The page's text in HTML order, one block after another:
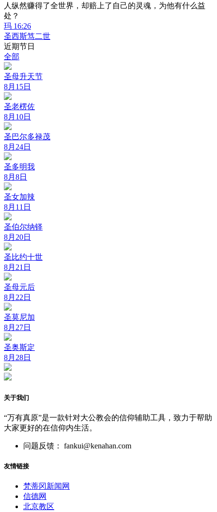
人纵然赚得了全世界，却赔上了自己的灵魂，为他有什么益
处？
玛 16:26
圣西斯笃二世
近期节日
全部
圣母升天节
8月15日
圣老楞佐
8月10日
圣巴尔多禄茂
8月24日
圣多明我
8月8日
圣女加辣
8月11日
圣伯尔纳铎
8月20日
圣比约十世
8月21日
圣母元后
8月22日
圣莫尼加
8月27日
圣奥斯定
8月28日
关于我们
“万有真原”是一款针对大公教会的信仰辅助工具，致力于帮助
大家更好的在信仰内生活。
问题反馈： fankui@kenahan.com
友情链接
梵蒂冈新闻网
信德网
北京教区